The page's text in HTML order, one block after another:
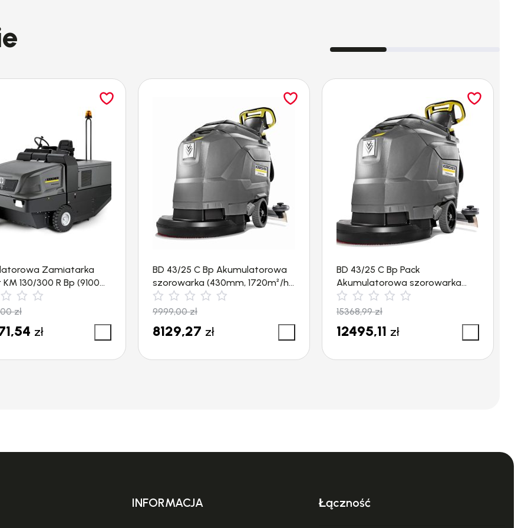
2040 x 1330 x 1430
JEST W RÓWNIEŻ W INNYCH
KONFIGURACJACH
Klienta.
Karcher KM 130/300 R Bp Pack – 1.186-
Zamiatarka
KM 130/300 R Bp (9100
zł
zł
BD 43/25 C Bp Akumulatorowa
szorowarka (430mm, 1720m²/h)
Kärcher
9999,00zł
8129,27 zł
BD 43/25 C Bp Pack
Akumulatorowa szorowarka
(430mm, 1720m²/h) Kärcher
15368,99zł
12495,11 zł
INFORMACJA Łączność